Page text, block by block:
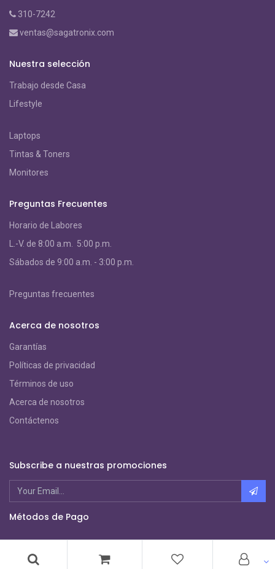
310-7242
ventas@sagatronix.com
Nuestra selección
Trabajo desde Casa
Lifestyle
Laptops
Tintas & Toners
Monitores
Preguntas Frecuentes
Horario de Labores
L.-V. de 8:00 a.m. 5:00 p.m.
Sábados de 9:00 a.m. - 3:00 p.m.
Preguntas frecuentes
Acerca de nosotros
Garantías
Políticas de privacidad
Términos de uso
Acerca de nosotros
Contáctenos
Subscribe a nuestras promociones
Métodos de Pago